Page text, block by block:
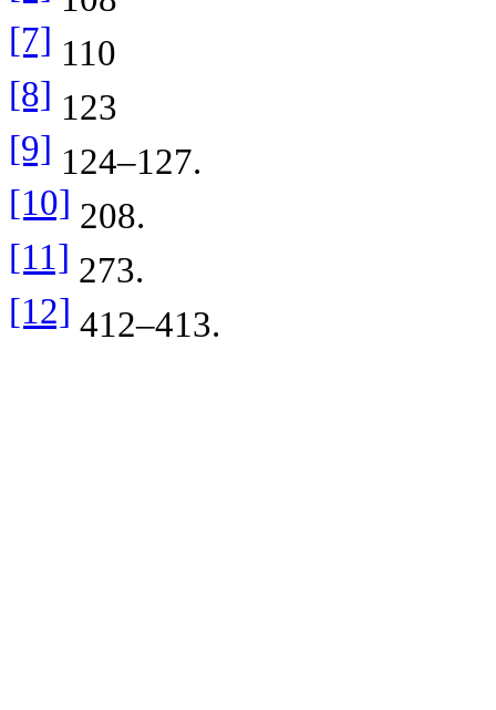
[7] 110
[8] 123
[9] 124–127.
[10] 208.
[11] 273.
[12] 412–413.